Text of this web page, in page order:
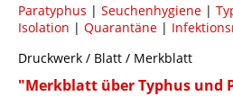
Paratyphus | Seuchenhygiene |
Isolation | Quarantäne |
Druckwerk / Blatt / Merkblatt
"Merkblatt über Typhus und